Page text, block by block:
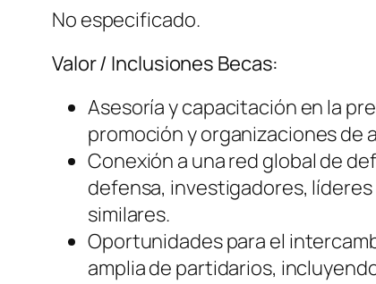
No especificado.
Valor / Inclusiones Becas:
Asesoría y capacitación en la
promoción y organizaciones de
Conexión a una red global de
defensa, investigadores,
similares.
Oportunidades para el
amplia de partidarios,